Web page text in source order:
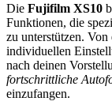
Die Fujifilm XS10
Funktionen, die
zu unterstützen.
individuellen
nach deinen
fortschrittliche
einzufangen.